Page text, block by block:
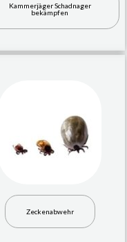
Kammerjäger Schadnager
bekämpfen
Zeckenabwehr